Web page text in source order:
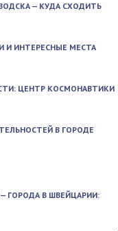
— КУДА СХОДИТЬ
И ИНТЕРЕСНЫЕ МЕСТА
ЦЕНТР КОСМОНАВТИКИ
В ГОРОДЕ
ГОРОДА В ШВЕЙЦАРИИ: